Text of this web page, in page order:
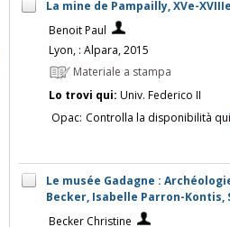
La mine de Pampailly, XVe-
Benoit Paul
Lyon, : Alpara, 2015
Materiale a stampa
Lo trovi qui: Univ. Federico II
Opac: Controlla la disponibilità qui
Le musée Gadagne :
Becker, Isabelle Parron-Kontis,
Becker Christine